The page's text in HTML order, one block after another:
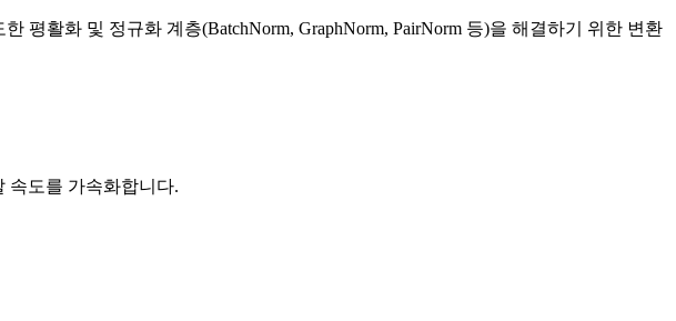
평활화 및 정규화 계층(BatchNorm, GraphNorm, PairNorm 등)을 해결하기 위한 변환
속도를 가속화합니다.